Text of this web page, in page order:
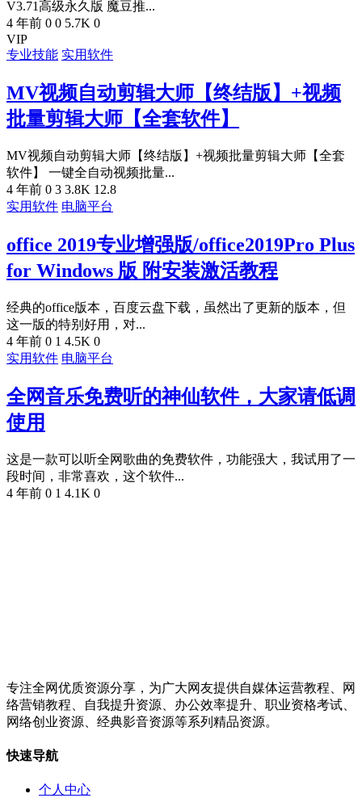
V3.71高级永久版 魔豆推...
4 年前 0 0 5.7K 0
VIP
专业技能 实用软件
MV视频自动剪辑大师【终结版】+视频
批量剪辑大师【全套软件】
MV视频自动剪辑大师【终结版】+视频批量剪辑大师【全套
软件】 一键全自动视频批量...
4 年前 0 3 3.8K 12.8
实用软件 电脑平台
office 2019专业增强版/office2019Pro Plus
for Windows 版 附安装激活教程
经典的office版本，百度云盘下载，虽然出了更新的版本，但
这一版的特别好用，对...
4 年前 0 1 4.5K 0
实用软件 电脑平台
全网音乐免费听的神仙软件，大家请低调
使用
这是一款可以听全网歌曲的免费软件，功能强大，我试用了一
段时间，非常喜欢，这个软件...
4 年前 0 1 4.1K 0
专注全网优质资源分享，为广大网友提供自媒体运营教程、网
络营销教程、自我提升资源、办公效率提升、职业资格考试、
网络创业资源、经典影音资源等系列精品资源。
快速导航
个人中心